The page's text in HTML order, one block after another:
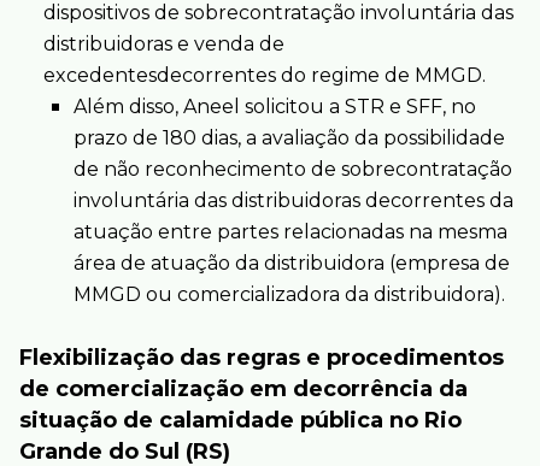
dispositivos de sobrecontratação involuntária das
distribuidoras e venda de
excedentesdecorrentes do regime de MMGD.
Além disso, Aneel solicitou a STR e SFF, no
prazo de 180 dias, a avaliação da possibilidade
de não reconhecimento de sobrecontratação
involuntária das distribuidoras decorrentes da
atuação entre partes relacionadas na mesma
área de atuação da distribuidora (empresa de
MMGD ou comercializadora da distribuidora).
Flexibilização das regras e procedimentos
de comercialização em decorrência da
situação de calamidade pública no Rio
Grande do Sul (RS)